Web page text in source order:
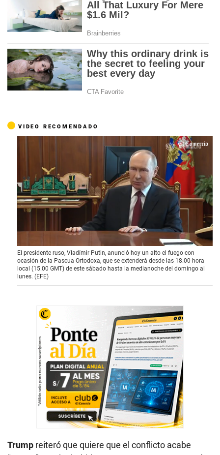
VIDEO RECOMENDADO
0
s
e
c
o
n
d
El presidente ruso, Vladímir Putin, anunció hoy un alto el fuego con
ocasión de la Pascua Ortodoxa, que se extenderá desde las 18.00 hora
local (15.00 GMT) de este sábado hasta la medianoche del domingo al
lunes. (EFE)
Trump reiteró que quiere que el conflicto acabe